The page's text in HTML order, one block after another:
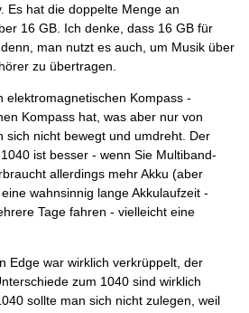
Es hat die doppelte Menge an
16 GB. Ich denke, dass 16 GB für
man nutzt es auch, um Musik über
zu übertragen.
elektromagnetischen Kompass -
Kompass hat, was aber nur von
sich nicht bewegt und umdreht. Der
ist besser - wenn Sie Multiband-
allerdings mehr Akku (aber
wahnsinnig lange Akkulaufzeit -
Tage fahren - vielleicht eine
Edge war wirklich verkrüppelt, der
zum 1040 sind wirklich
sollte man sich nicht zulegen, weil